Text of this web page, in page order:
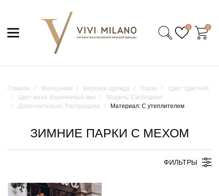
0 0
Главная Женщинам Верхняя одежда Парки
Цвет: Цветной
Цвет меха: Коричневый мех
Модель: Свободная
Дополнительно: Распродажа
Материал: С утеплителем
ЗИМНИЕ ПАРКИ С МЕХОМ
ФИЛЬТРЫ